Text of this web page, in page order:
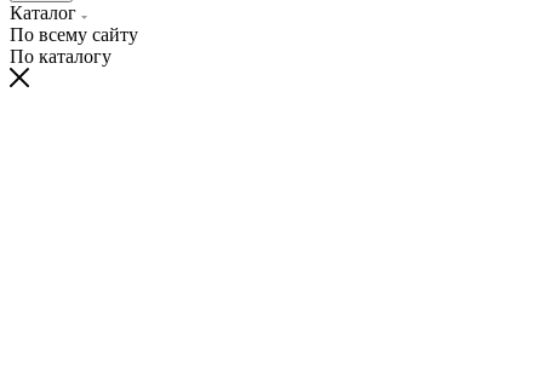
Каталог
По всему сайту
По каталогу